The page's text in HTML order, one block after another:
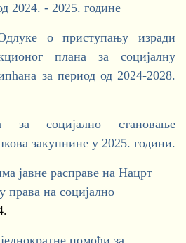
2024. - 2025. године
о приступању изради
плана за социјалну
за период од 2024-2028.
за социјално становање
закупнине у 2025. години.
јавне расправе на Нацрт
права на социјално
помоћи за